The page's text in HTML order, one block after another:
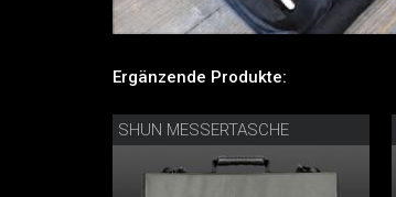
Ergänzende Produkte:
SHUN MESSERTASCHE